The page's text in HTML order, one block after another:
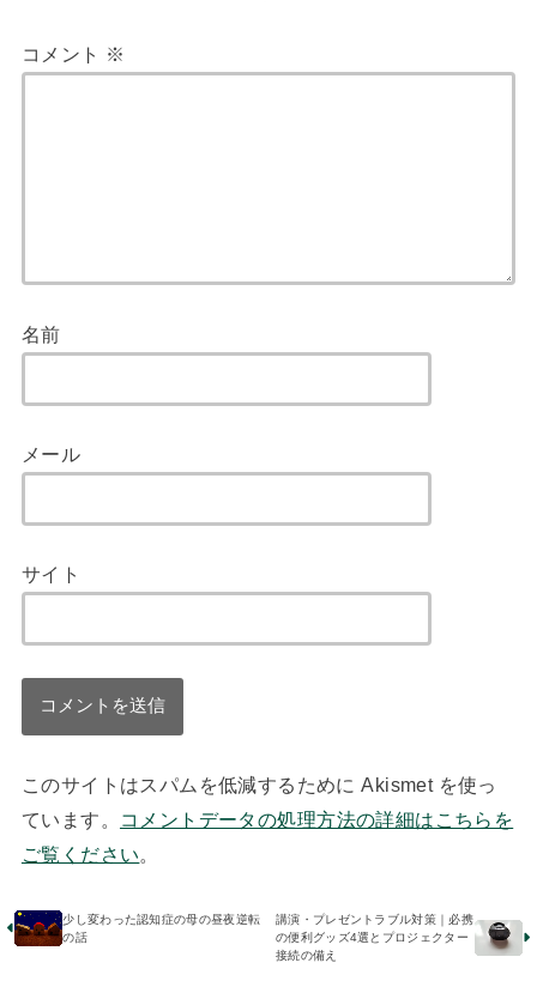
コメント ※
名前
メール
サイト
このサイトはスパムを低減するために Akismet を使っ
ています。
コメントデータの処理方法の詳細はこちらを
ご覧ください。
少し変わった認知症の母の昼夜逆転
の話
講演・プレゼントラブル対策｜必携
の便利グッズ4選とプロジェクター
接続の備え